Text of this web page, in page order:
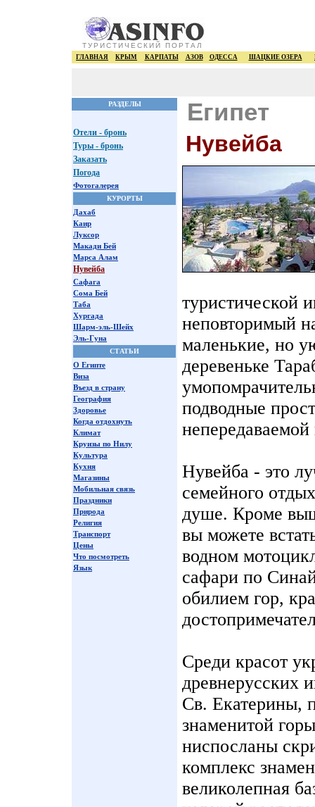
ТУРИСТИЧЕСКИЙ ПОРТАЛ
ГЛАВНАЯ КРЫМ КАРПАТЫ АЗОВ ОДЕССА ШАЦКИЕ ОЗЕРА
РАЗДЕЛЫ Египет
Отели - бронь
Туры - бронь
Заказать
Погода
Фотогалерея
КУРОРТЫ
Дахаб
Каир
Луксор
Макади Бей
Марса Алам
Нувейба
Сафага
Сома Бей
Таба
Хургада
Шарм-эль-Шейх
Эль-Гуна
СТАТЬИ
О Египте
Виза
Въезд в страну
География
Здоровье
Когда отдохнуть
Климат
Круизы по Нилу
Культура
Кухня
Магазины
Мобильная связь
Праздники
Природа
Религия
Транспорт
Цены
Что посмотреть
Язык
Нувейба
туристической
неповторимый
маленькие, но
деревеньке
подводные
непередаваемой
Нувейба - это
семейного
душе. Кроме
вы можете
водном
сафари по
обилием гор,
Среди красот
древнерусских
Св. Екатерины,
знаменитой
ниспосланы
комплекс
великолепная